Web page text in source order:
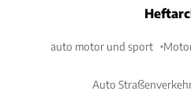
auto motor und sport
Auto